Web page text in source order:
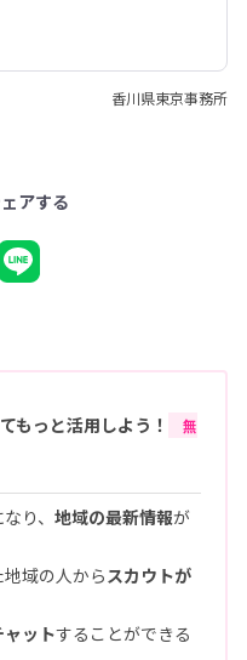
香川県東京事務所
アする
もっと活用しよう！
無
り、 地域の最新情報が
域の人からスカウトが
ットすることができる